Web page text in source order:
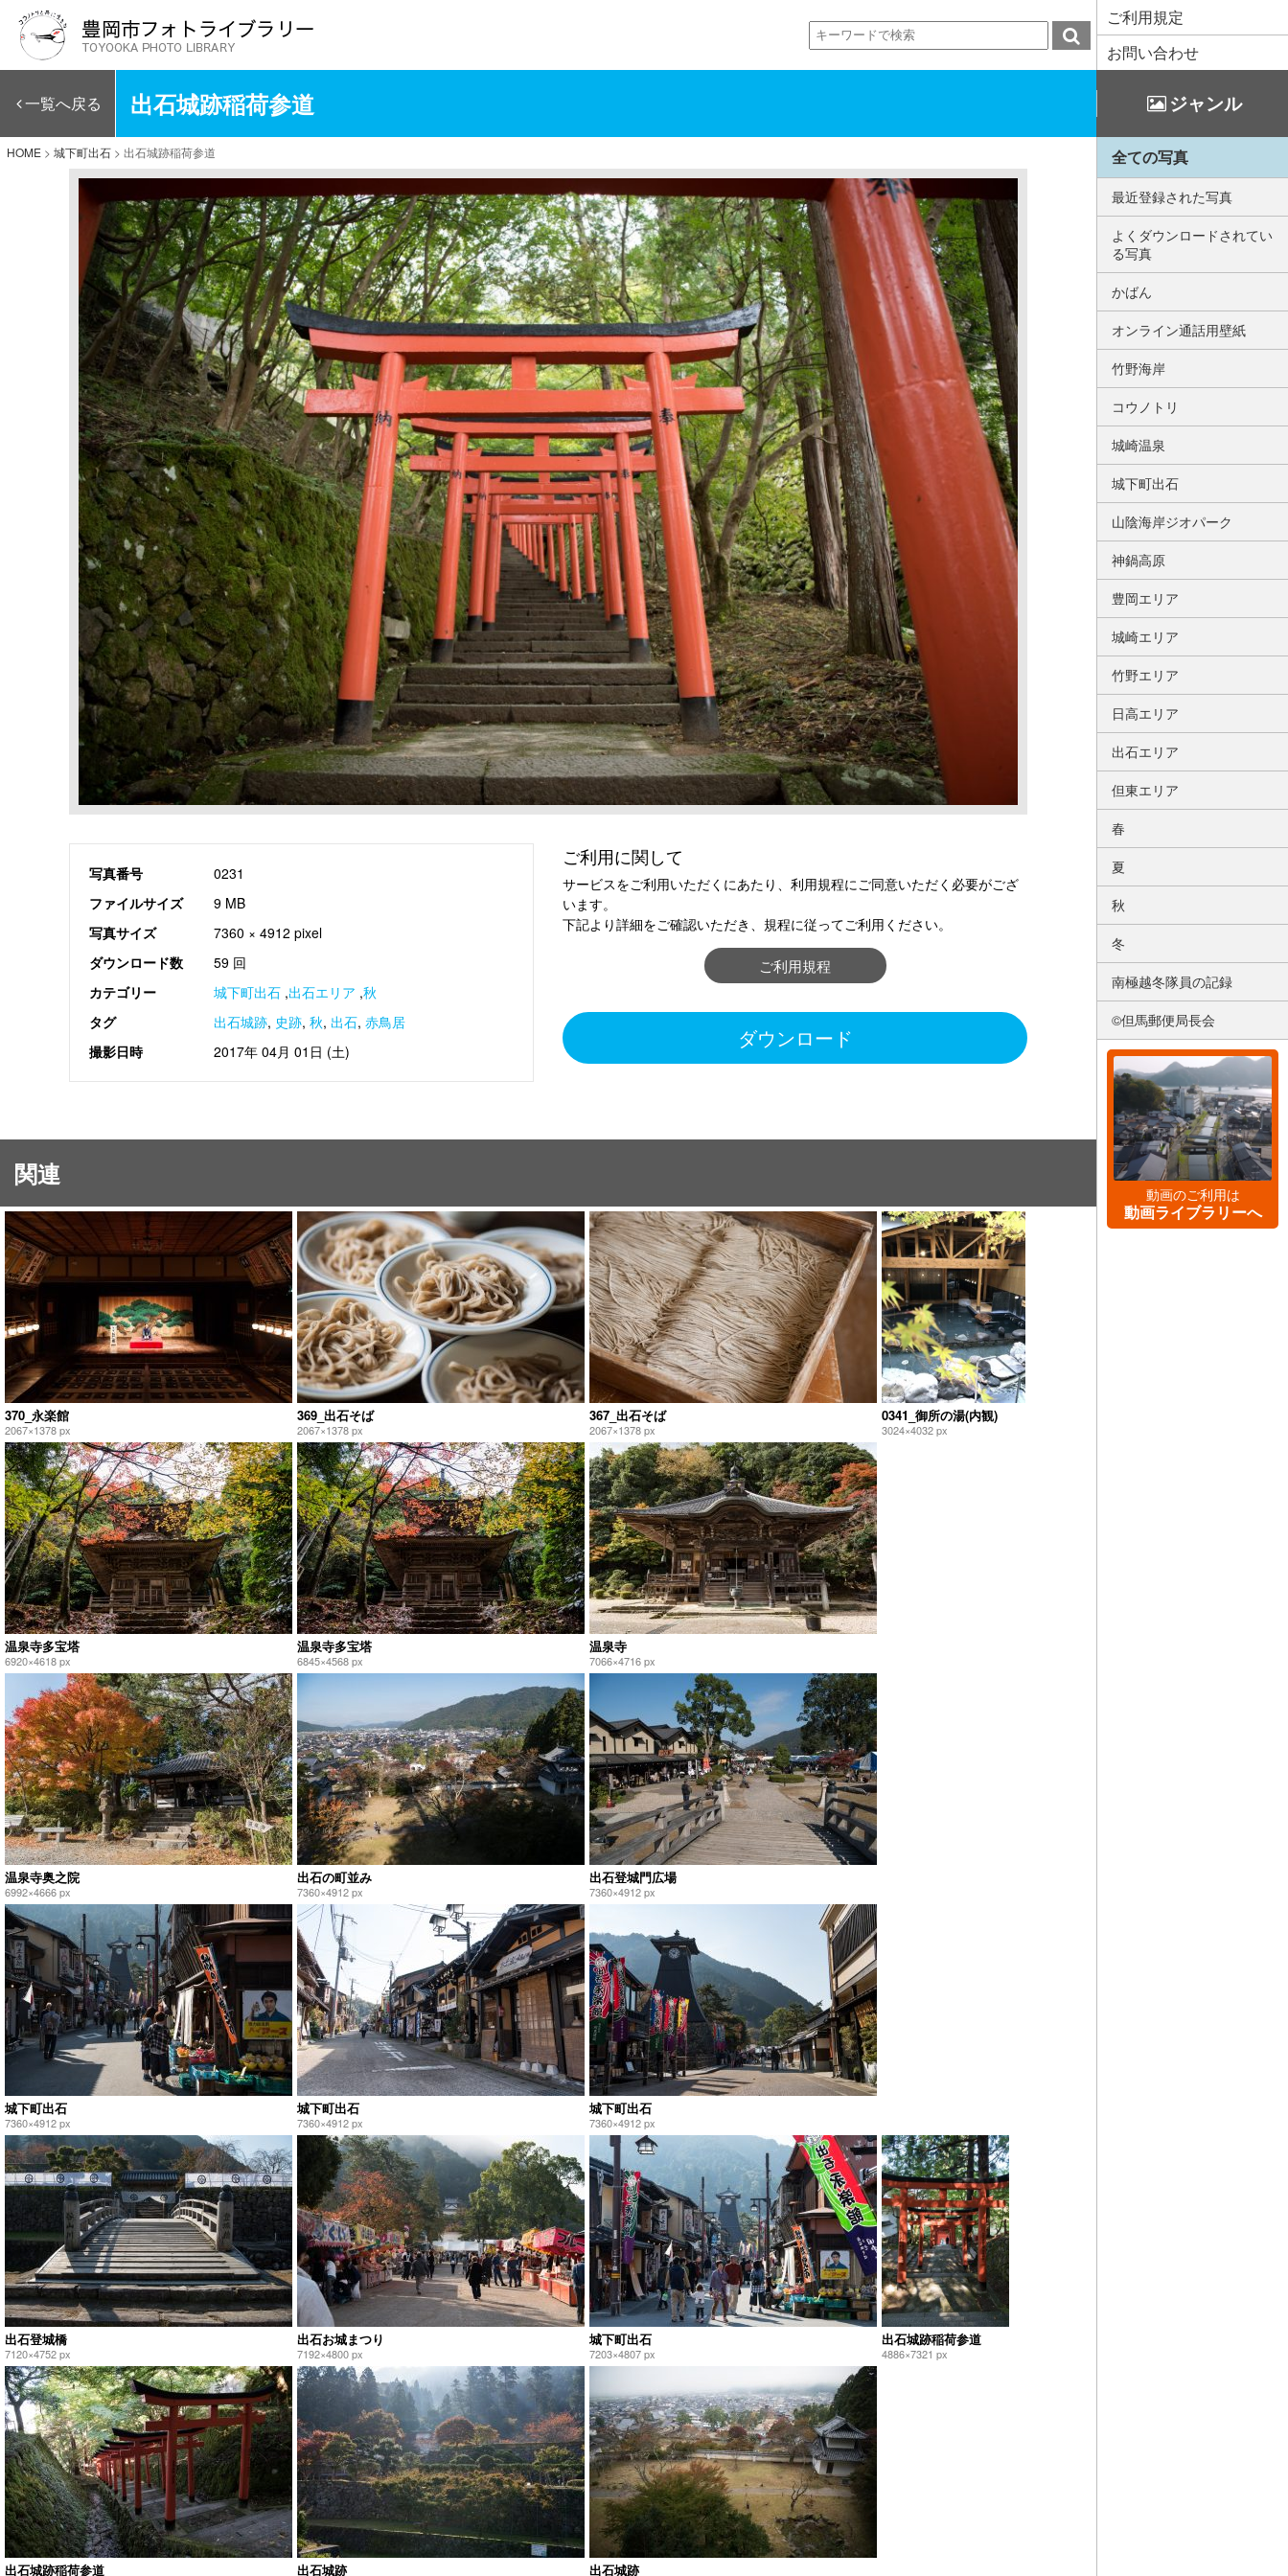
ご利用規定
お問い合わせ
一覧へ戻る 出石城跡稲荷参道 ジャンル
HOME > 城下町出石 > 出石城跡稲荷参道
写真番号
0231
ファイルサイズ
9 MB
写真サイズ
7360 × 4912 pixel
ダウンロード数
59 回
カテゴリー
城下町出石 ,出石エリア ,秋
タグ
出石城跡, 史跡, 秋, 出石, 赤鳥居
撮影日時
2017年 04月 01日 (土)
ご利用に関して
サービスをご利用いただくにあたり、利用規程にご同意いただく必要がござ
います。
下記より詳細をご確認いただき、規程に従ってご利用ください。
ご利用規程
ダウンロード
関連
370_永楽館
2067×1378 px
369_出石そば
2067×1378 px
367_出石そば
2067×1378 px
0341_御所の湯(内観)
3024×4032 px
温泉寺多宝塔
6920×4618 px
温泉寺多宝塔
6845×4568 px
温泉寺
7066×4716 px
温泉寺奥之院
6992×4666 px
出石の町並み
7360×4912 px
出石登城門広場
7360×4912 px
城下町出石
7360×4912 px
城下町出石
7360×4912 px
城下町出石
7360×4912 px
出石登城橋
7120×4752 px
出石お城まつり
7192×4800 px
城下町出石
7203×4807 px
出石城跡稲荷参道
4886×7321 px
出石城跡稲荷参道 出石城跡 出石城跡
全ての写真
最近登録された写真
よくダウンロードされてい
る写真
かばん
オンライン通話用壁紙
竹野海岸
コウノトリ
城崎温泉
城下町出石
山陰海岸ジオパーク
神鍋高原
豊岡エリア
城崎エリア
竹野エリア
日高エリア
出石エリア
但東エリア
春
夏
秋
冬
南極越冬隊員の記録
©但馬郵便局長会
動画のご利用は
動画ライブラリーへ